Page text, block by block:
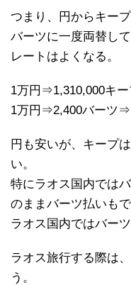
つまり、円からキー
バーツに一度両替し
レートはよくなる。
1万円⇒1,310,000キー
1万円⇒2,400バーツ
円も安いが、キープ
い。
特にラオス国内では
のままバーツ払いもで
ラオス国内ではバー
ラオス旅行する際は
う。